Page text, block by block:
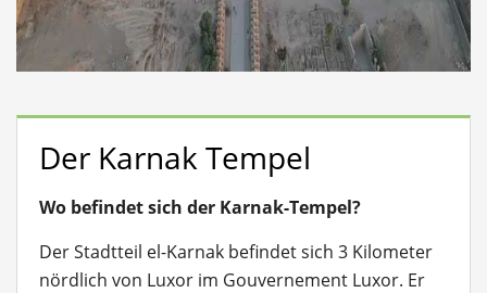
Der Karnak Tempel
Wo befindet sich der Karnak-Tempel?
Der Stadtteil el-Karnak befindet sich 3 Kilometer
nördlich von Luxor im Gouvernement Luxor. Er